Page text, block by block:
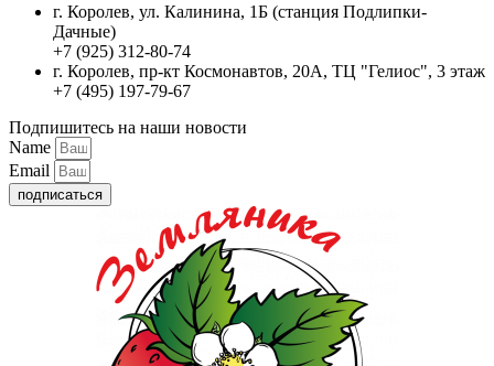
г. Королев, ул. Калинина, 1Б (станция Подлипки-
Дачные)
+7 (925) 312-80-74
г. Королев, пр-кт Космонавтов, 20А, ТЦ "Гелиос", 3 этаж
+7 (495) 197-79-67
Подпишитесь на наши новости
Name
Email
подписаться